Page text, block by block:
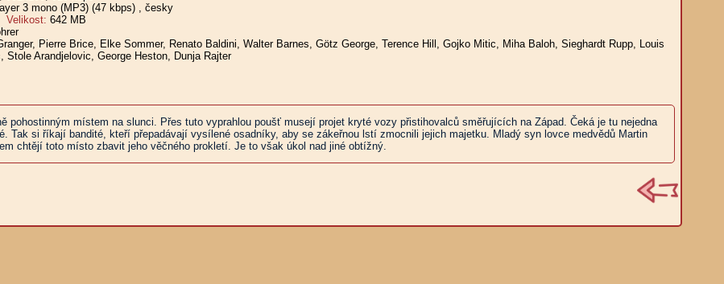
3 mono (MP3) (47 kbps) , česky
Velikost: 642 MB
Pierre Brice, Elke Sommer, Renato Baldini, Walter Barnes, Götz George, Terence Hill, Gojko Mitic, Miha Baloh, Sieghardt Rupp, Louis
Stole Arandjelovic, George Heston, Dunja Rajter
pohostinným místem na slunci. Přes tuto vyprahlou poušť musejí projet kryté vozy přistihovalců směřujících na Západ. Čeká je tu nejedna
Tak si říkají bandité, kteří přepadávají vysílené osadníky, aby se zákeřnou lstí zmocnili jejich majetku. Mladý syn lovce medvědů Martin
chtějí toto místo zbavit jeho věčného prokletí. Je to však úkol nad jiné obtížný.